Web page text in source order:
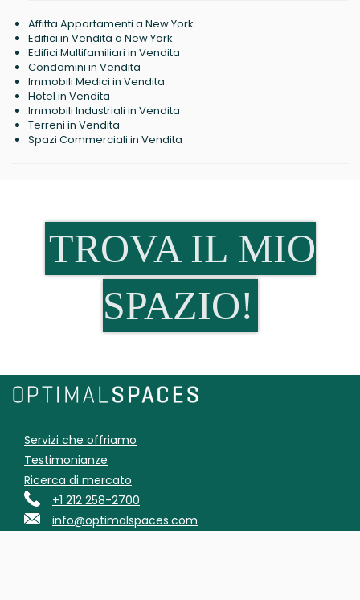
Affitta Appartamenti a New York
Edifici in Vendita a New York
Edifici Multifamiliari in Vendita
Condomini in Vendita
Immobili Medici in Vendita
Hotel in Vendita
Immobili Industriali in Vendita
Terreni in Vendita
Spazi Commerciali in Vendita
TROVA IL MIO
SPAZIO!
Servizi che offriamo
Testimonianze
Ricerca di mercato
+1 212 258-2700
info@optimalspaces.com